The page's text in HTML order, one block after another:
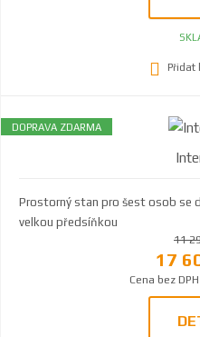
Přidat
DOPRAVA ZDARMA
Prostorný stan pro šest osob se
velkou předsíňkou
11
17
Cena bez